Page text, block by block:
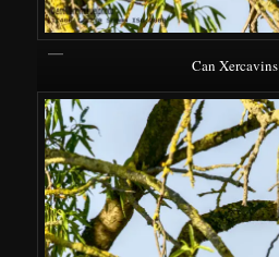
Can Xercavins